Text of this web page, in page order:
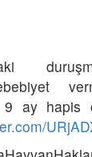
9 ay hapis